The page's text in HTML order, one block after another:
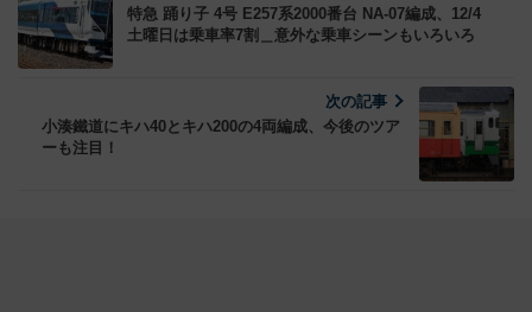
特急 踊り子 4号 E257系2000番台 NA-07編成、12/4
土曜日は乗車率7割＿意外な乗車シーンもいろいろ
次の記事
小湊鐵道にキハ40とキハ200の4両編成、今後のツア
ーも注目！